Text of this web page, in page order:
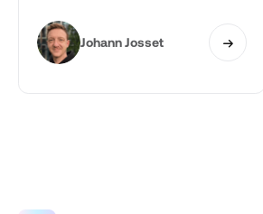
Johann Josset